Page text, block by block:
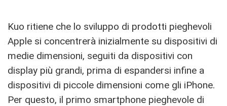
Kuo ritiene che lo sviluppo di prodotti pieghevoli
Apple si concentrerà inizialmente su dispositivi di
medie dimensioni, seguiti da dispositivi con
display più grandi, prima di espandersi infine a
dispositivi di piccole dimensioni come gli iPhone.
Per questo, il primo smartphone pieghevole di